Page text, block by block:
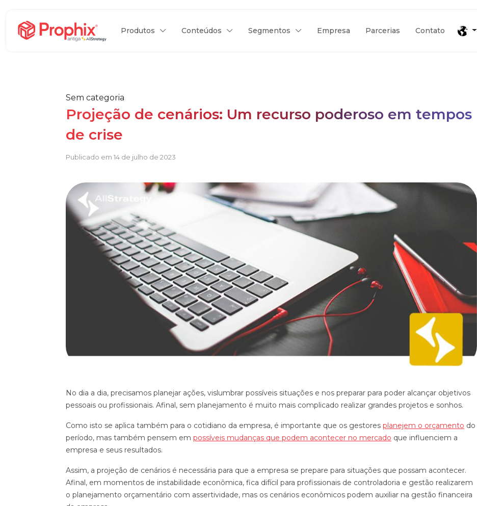
Produtos Conteúdos Segmentos Empresa Parcerias Contato
Sem categoria
Projeção de cenários: Um recurso poderoso em tempos
de crise
Publicado em 14 de julho de 2023
No dia a dia, precisamos planejar ações, vislumbrar possíveis situações e nos preparar para poder alcançar objetivos
pessoais ou profissionais. Afinal, sem planejamento é muito mais complicado realizar grandes projetos e sonhos.
Como isto se aplica também para o cotidiano da empresa, é importante que os gestores planejem o orçamento do
período, mas também pensem em possíveis mudanças que podem acontecer no mercado que influenciem a
empresa e seus resultados.
Assim, a projeção de cenários é necessária para que a empresa se prepare para situações que possam acontecer.
Afinal, em momentos de instabilidade econômica, fica difícil para profissionais de controladoria e gestão realizarem
o planejamento orçamentário com assertividade, mas os cenários econômicos podem auxiliar na gestão financeira